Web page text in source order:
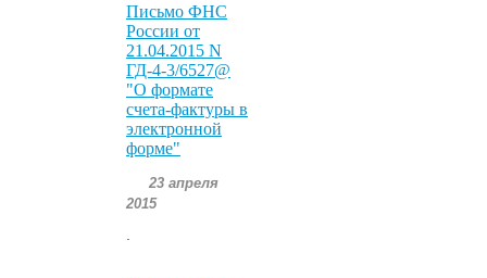
Письмо ФНС
России от
21.04.2015 N
ГД-4-3/6527@
"О формате
счета-фактуры в
электронной
форме"
23 апреля
2015